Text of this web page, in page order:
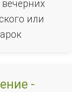
или
-